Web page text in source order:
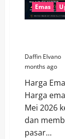
Emas
Daffin Elvano
months ago
Harga
Harga
Mei 2026
dan
pasar...